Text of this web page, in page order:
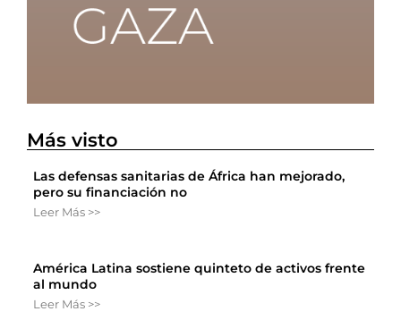
Más visto
Las defensas sanitarias de África han mejorado,
pero su financiación no
Leer Más >>
América Latina sostiene quinteto de activos frente
al mundo
Leer Más >>